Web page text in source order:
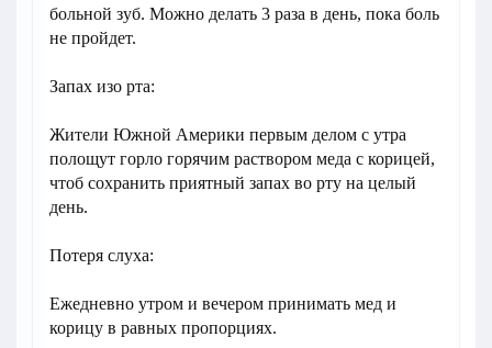
больной зуб. Можно делать 3 раза в день, пока боль
не пройдет.
Запах изо рта:
Жители Южной Америки первым делом с утра
полощут горло горячим раствором меда с корицей,
чтоб сохранить приятный запах во рту на целый
день.
Потеря слуха:
Ежедневно утром и вечером принимать мед и
корицу в равных пропорциях.